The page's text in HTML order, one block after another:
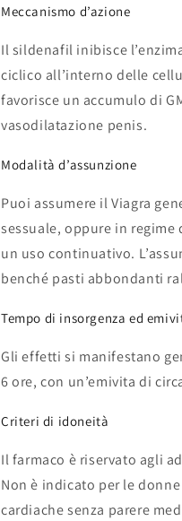
Meccanismo d’azione
Il sildenafil inibisce
ciclico all’interno delle
favorisce un accumulo di
vasodilatazione penis.
Modalità d’assunzione
Puoi assumere il Viagra
sessuale, oppure in regime
un uso continuativo.
benché pasti abbondanti
Tempo di insorgenza ed
Gli effetti si manifestano
6 ore, con un’emivita di
Criteri di idoneità
Il farmaco è riservato agli
Non è indicato per le
cardiache senza parere